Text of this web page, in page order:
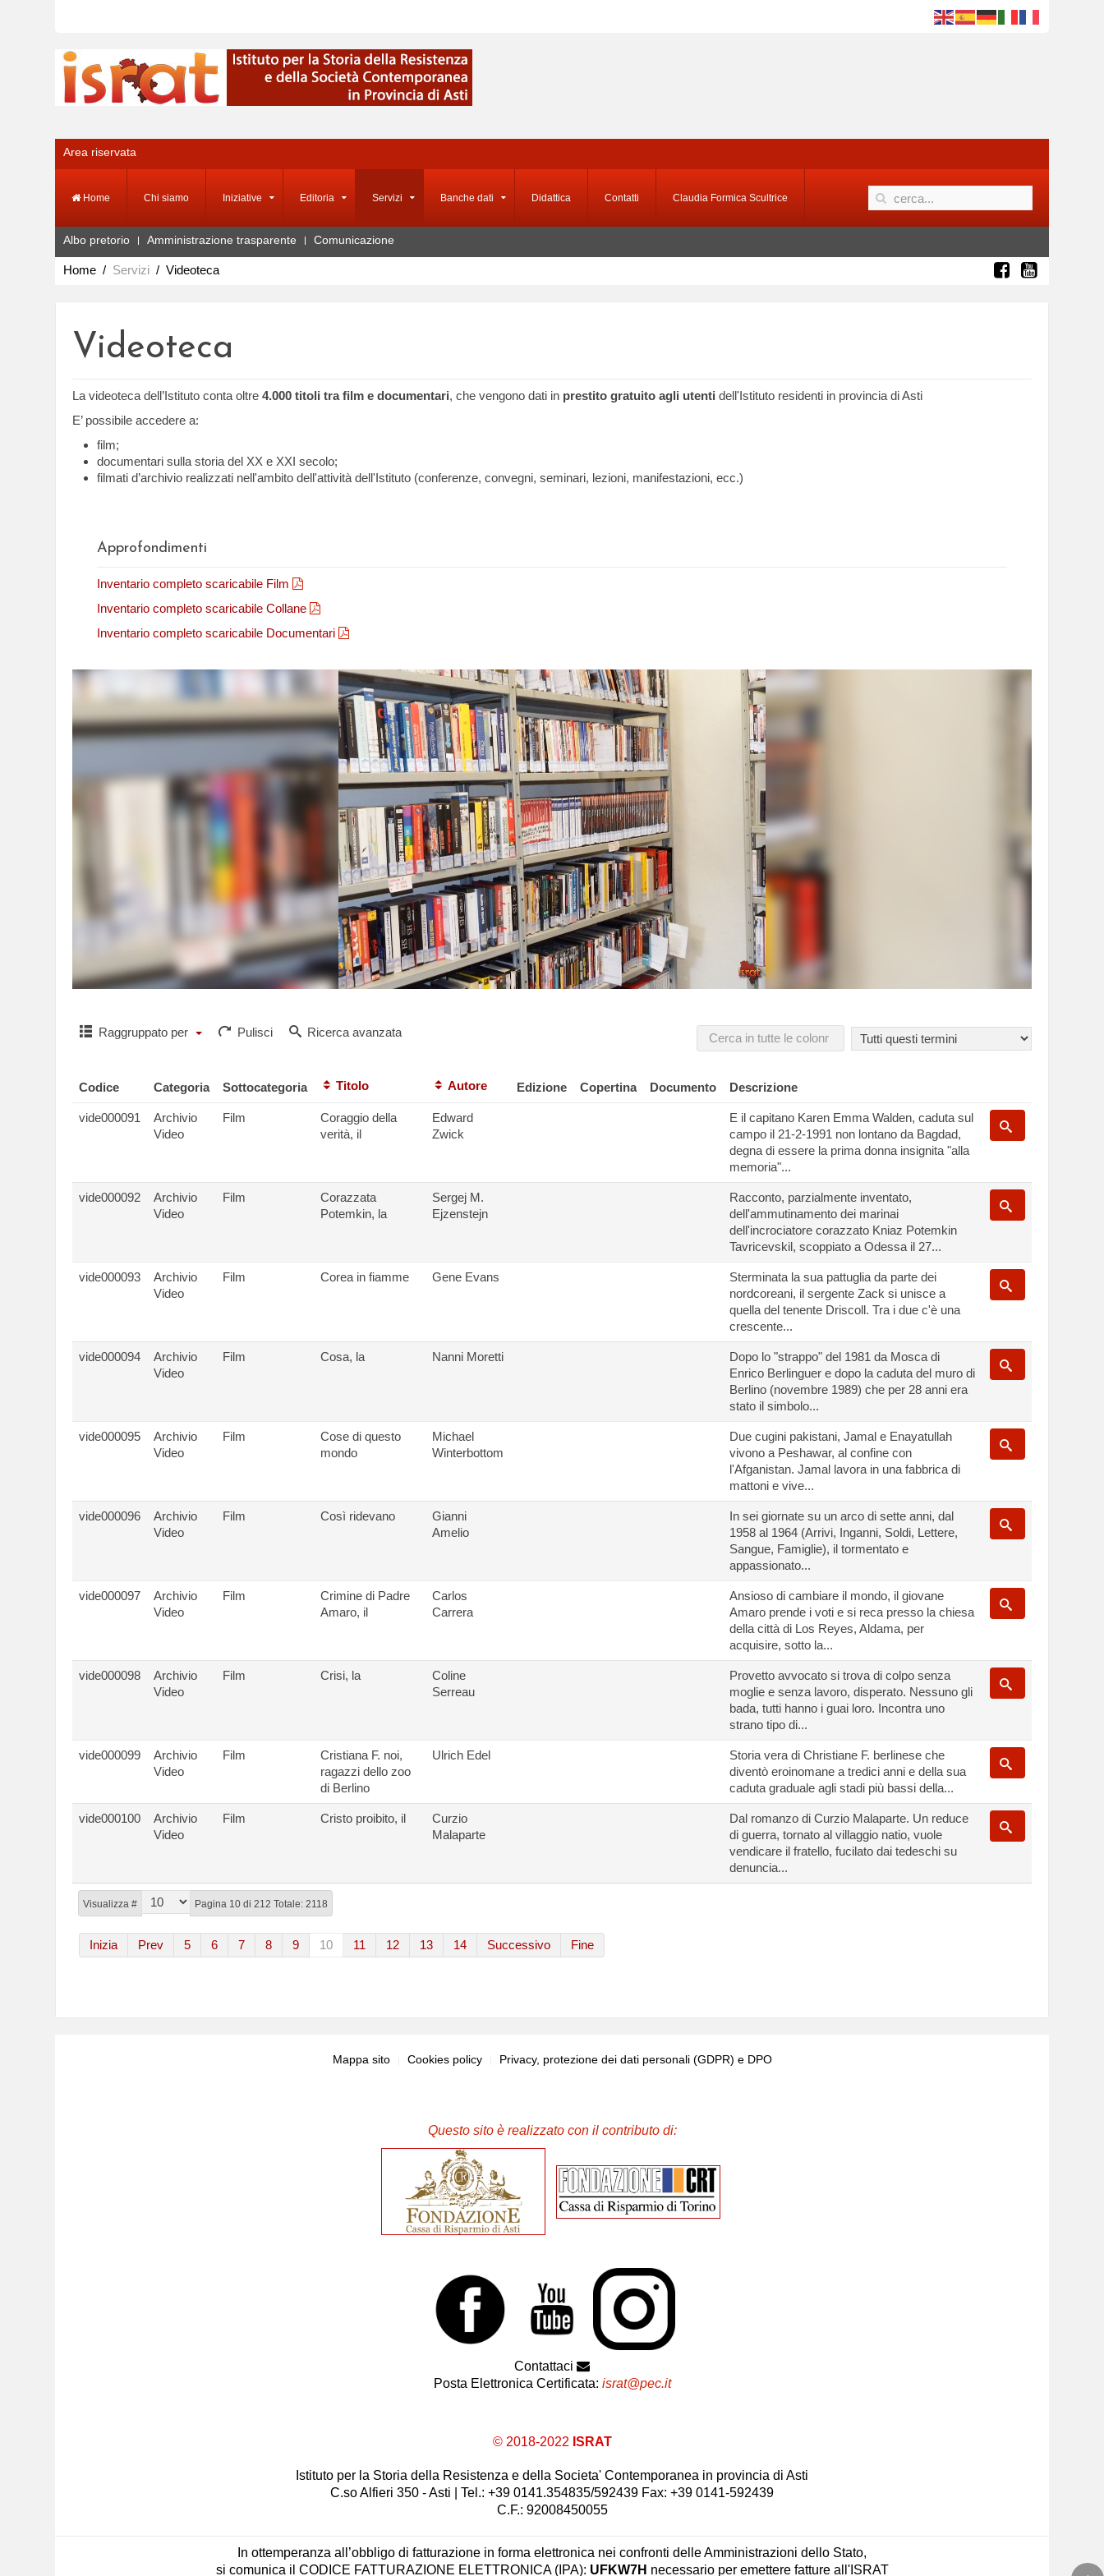
Area riservata
Home Chi siamo Iniziative Editoria Servizi Banche dati Didattica Contatti Claudia Formica Scultrice
Albo pretorio Amministrazione trasparente Comunicazione
Home Servizi Videoteca
Videoteca
La videoteca dell’Istituto conta oltre 4.000 titoli tra film e documentari, che vengono dati in prestito gratuito agli utenti dell'Istituto residenti in provincia di Asti
E’ possibile accedere a:
film;
documentari sulla storia del XX e XXI secolo;
filmati d’archivio realizzati nell'ambito dell'attività dell'Istituto (conferenze, convegni, seminari, lezioni, manifestazioni, ecc.)
Approfondimenti
Inventario completo scaricabile Film
Inventario completo scaricabile Collane
Inventario completo scaricabile Documentari
Raggruppato per Pulisci Ricerca avanzata
Codice Categoria Sottocategoria Titolo Autore Edizione Copertina Documento Descrizione
Visualizza # Pagina 10 di 212 Totale: 2118
Inizia Prev 5 6 7 8 9 10 11 12 13 14 Successivo Fine
vide000091
Archivio
Video
Film
Coraggio della
verità, il
Edward
Zwick
E il capitano Karen Emma Walden, caduta sul
campo il 21-2-1991 non lontano da Bagdad,
degna di essere la prima donna insignita "alla
memoria"...
vide000092
Archivio
Video
Film
Corazzata
Potemkin, la
Sergej M.
Ejzenstejn
Racconto, parzialmente inventato,
dell'ammutinamento dei marinai
dell'incrociatore corazzato Kniaz Potemkin
Tavricevskil, scoppiato a Odessa il 27...
vide000093
Archivio
Video
Film Corea in fiamme Gene Evans
Sterminata la sua pattuglia da parte dei
nordcoreani, il sergente Zack si unisce a
quella del tenente Driscoll. Tra i due c'è una
crescente...
vide000094
Archivio
Video
Film Cosa, la Nanni Moretti
Dopo lo "strappo" del 1981 da Mosca di
Enrico Berlinguer e dopo la caduta del muro di
Berlino (novembre 1989) che per 28 anni era
stato il simbolo...
vide000095
Archivio
Video
Film
Cose di questo
mondo
Michael
Winterbottom
Due cugini pakistani, Jamal e Enayatullah
vivono a Peshawar, al confine con
l'Afganistan. Jamal lavora in una fabbrica di
mattoni e vive...
vide000096
Archivio
Video
Film Così ridevano
Gianni
Amelio
In sei giornate su un arco di sette anni, dal
1958 al 1964 (Arrivi, Inganni, Soldi, Lettere,
Sangue, Famiglie), il tormentato e
appassionato...
vide000097
Archivio
Video
Film
Crimine di Padre
Amaro, il
Carlos
Carrera
Ansioso di cambiare il mondo, il giovane
Amaro prende i voti e si reca presso la chiesa
della città di Los Reyes, Aldama, per
acquisire, sotto la...
vide000098
Archivio
Video
Film Crisi, la
Coline
Serreau
Provetto avvocato si trova di colpo senza
moglie e senza lavoro, disperato. Nessuno gli
bada, tutti hanno i guai loro. Incontra uno
strano tipo di...
vide000099
Archivio
Video
Film
Cristiana F. noi,
ragazzi dello zoo
di Berlino
Ulrich Edel
Storia vera di Christiane F. berlinese che
diventò eroinomane a tredici anni e della sua
caduta graduale agli stadi più bassi della...
vide000100
Archivio
Video
Film Cristo proibito, il
Curzio
Malaparte
Dal romanzo di Curzio Malaparte. Un reduce
di guerra, tornato al villaggio natio, vuole
vendicare il fratello, fucilato dai tedeschi su
denuncia...
Mappa sito Cookies policy Privacy, protezione dei dati personali (GDPR) e DPO
Questo sito è realizzato con il contributo di:
Contattaci
Posta Elettronica Certificata: israt@pec.it
© 2018-2022 ISRAT
Istituto per la Storia della Resistenza e della Societa' Contemporanea in provincia di Asti
C.so Alfieri 350 - Asti | Tel.: +39 0141.354835/592439 Fax: +39 0141-592439
C.F.: 92008450055
In ottemperanza all’obbligo di fatturazione in forma elettronica nei confronti delle Amministrazioni dello Stato,
si comunica il CODICE FATTURAZIONE ELETTRONICA (IPA): UFKW7H necessario per emettere fatture all'ISRAT